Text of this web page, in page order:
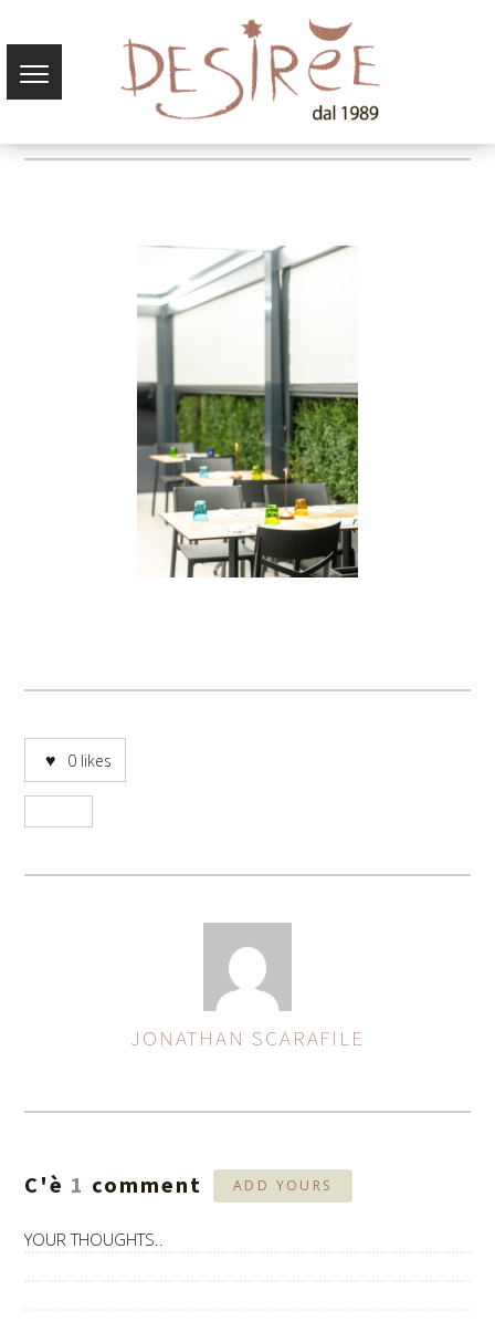
03-OGNIGIORNO
0 likes
JONATHAN SCARAFILE
C'è 1 comment ADD YOURS